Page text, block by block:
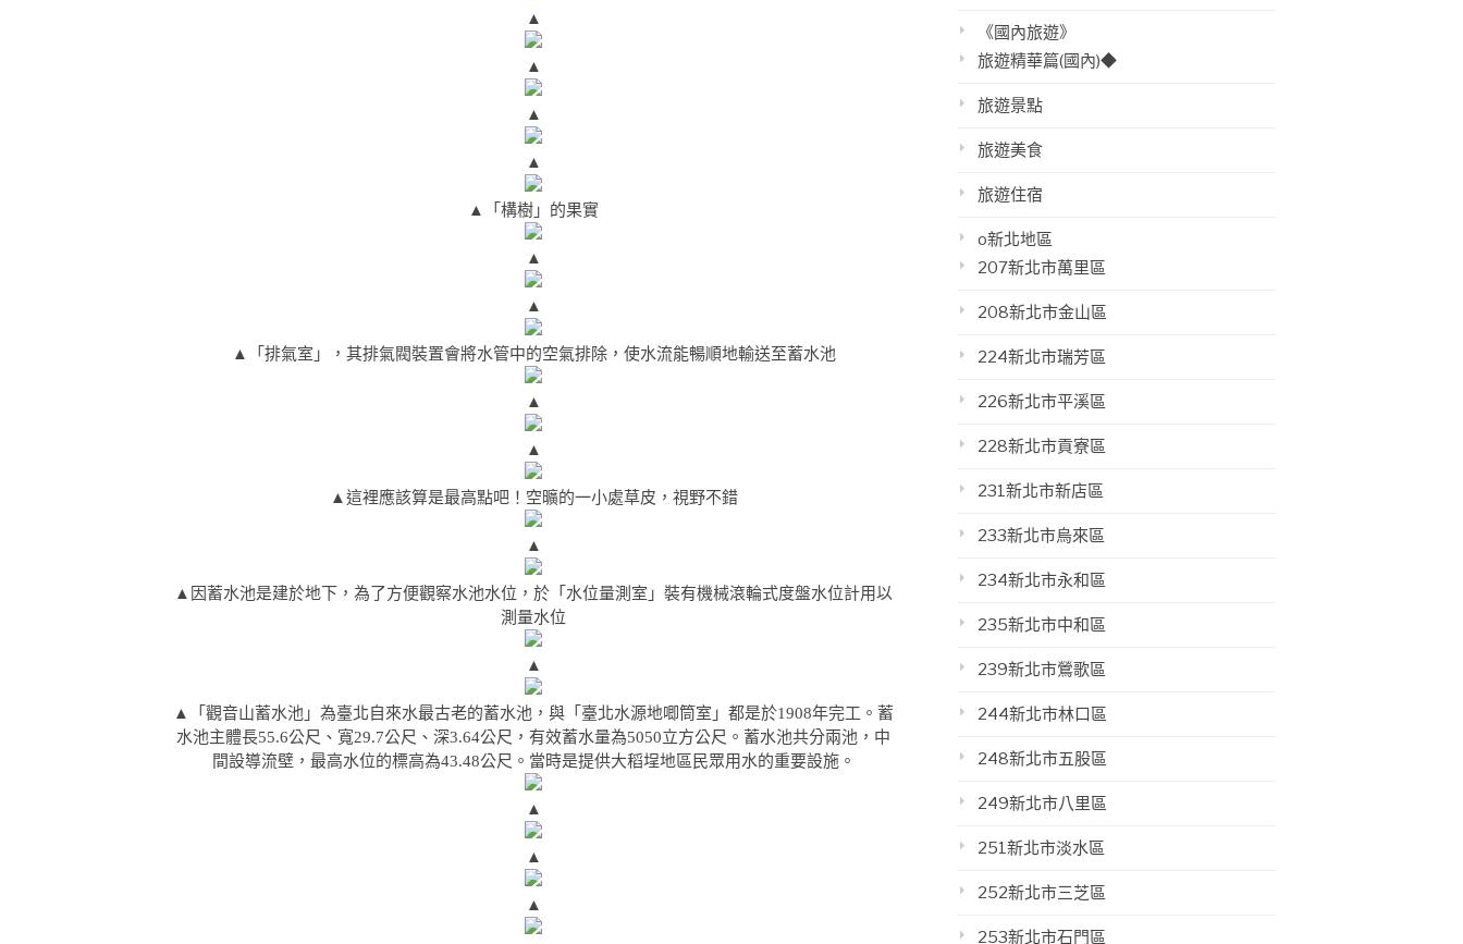
▲
▲
▲
▲
▲ 「構樹」的果實
▲
▲
▲ 「排氣室」，其排氣閥裝置會將水管中的空氣排除，使水流能暢順地輸送至蓄水池
▲
▲
▲這裡應該算是最高點吧！空曠的一小處草皮，視野不錯
▲
▲因蓄水池是建於地下，為了方便觀察水池水位，於「水位量測室」裝有機械滾輪式度盤水位計用以
測量水位
▲
▲
「觀音山蓄水池」為臺北自來水最古老的蓄水池，與「臺北水源地唧筒室」都是於1908年完工。蓄
水池主體長55.6公尺、寬29.7公尺、深3.64公尺，有效蓄水量為5050立方公尺。蓄水池共分兩池，中
間設導流壁，最高水位的標高為43.48公尺。當時是提供大稻埕地區民眾用水的重要設施。
▲
▲
▲
《國內旅遊》
旅遊精華篇(國內)◆
旅遊景點
旅遊美食
旅遊住宿
o新北地區
207新北市萬里區
208新北市金山區
224新北市瑞芳區
226新北市平溪區
228新北市貢寮區
231新北市新店區
233新北市烏來區
234新北市永和區
235新北市中和區
239新北市鶯歌區
244新北市林口區
248新北市五股區
249新北市八里區
251新北市淡水區
252新北市三芝區
253新北市石門區